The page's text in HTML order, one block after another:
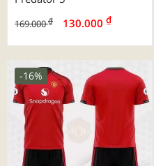
169.000₫ 130.000 ₫
-16%